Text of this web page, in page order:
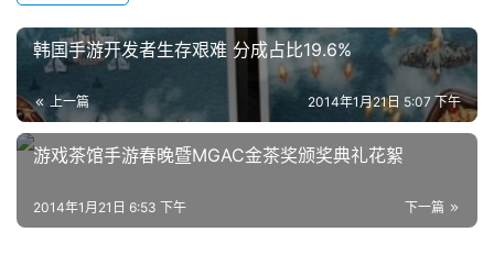
中
(
中
国
韩国手游开发者生存艰难 分成占比19.6%
上一篇 2014年1月21日 5:07 下午
游戏茶馆手游春晚暨MGAC金茶奖颁奖典礼花絮
下一篇
2014年1月21日 6:53 下午